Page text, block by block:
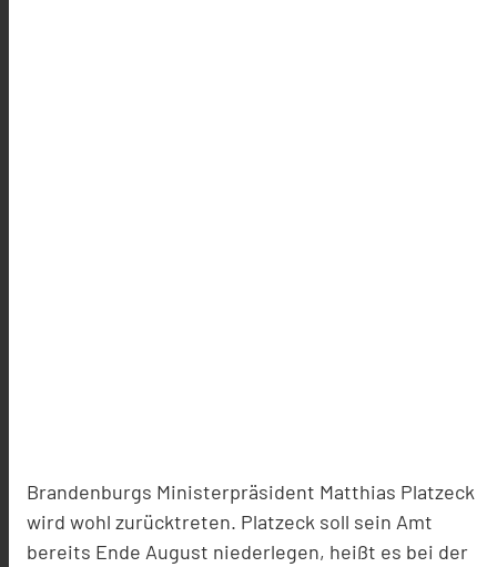
Brandenburgs Ministerpräsident Matthias Platzeck
wird wohl zurücktreten. Platzeck soll sein Amt
bereits Ende August niederlegen, heißt es bei der